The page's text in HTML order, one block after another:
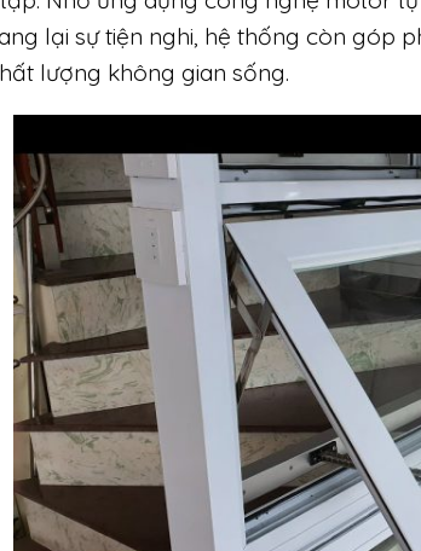
lại sự tiện nghi, hệ thống còn góp
lượng không gian sống.